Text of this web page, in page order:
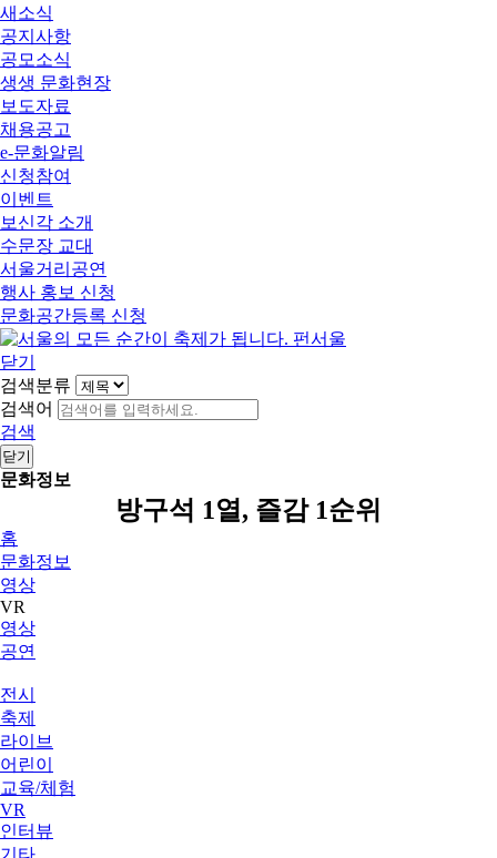
새소식
공지사항
공모소식
생생 문화현장
보도자료
채용공고
e-문화알림
신청참여
이벤트
보신각 소개
수문장 교대
서울거리공연
행사 홍보 신청
문화공간등록 신청
닫기
검색분류
검색어
검색
닫기
문화정보
방구석 1열, 즐감 1순위
홈
문화정보
영상
VR
영상
공연
전시
축제
라이브
어린이
교육/체험
VR
인터뷰
기타